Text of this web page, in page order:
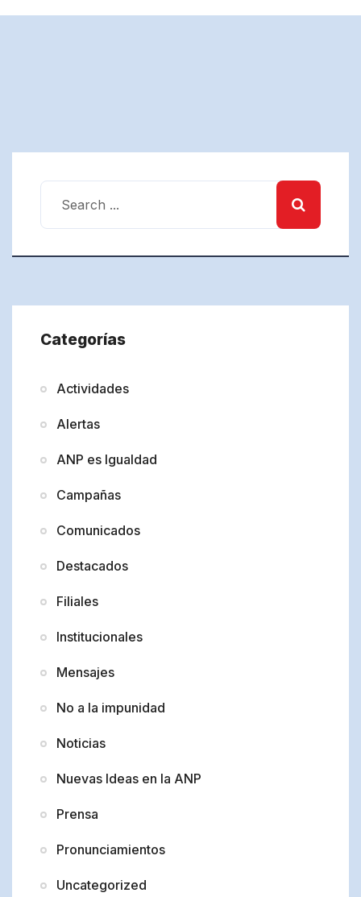
Categorías
Actividades
Alertas
ANP es Igualdad
Campañas
Comunicados
Destacados
Filiales
Institucionales
Mensajes
No a la impunidad
Noticias
Nuevas Ideas en la ANP
Prensa
Pronunciamientos
Uncategorized